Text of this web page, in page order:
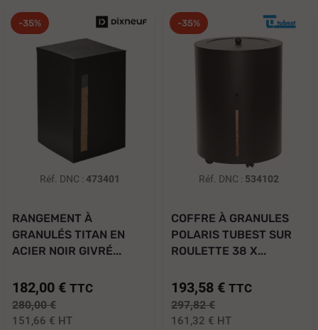
-35%
Réf. DNC : 473401
RANGEMENT À
GRANULÉS TITAN EN
ACIER NOIR GIVRÉ...
182,00 € TTC
280,00 €
151,66 € HT
-35%
Réf. DNC : 534102
COFFRE À GRANULES
POLARIS TUBEST SUR
ROULETTE 38 X...
193,58 € TTC
297,82 €
161,32 € HT